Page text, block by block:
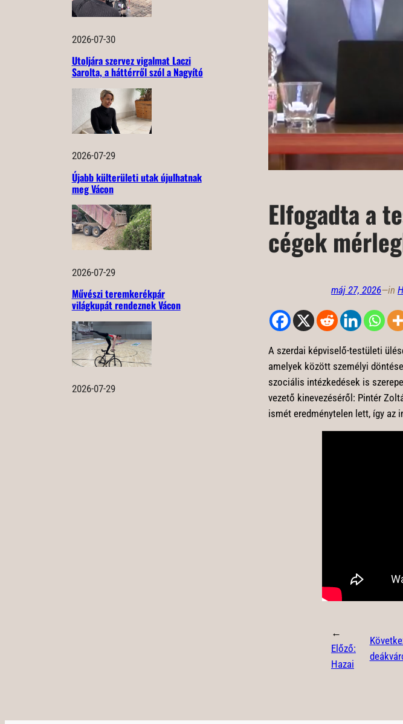
2026-07-30
Utoljára szervez vigalmat Laczi
Sarolta, a háttérről szól a Nagyító
2026-07-29
Újabb külterületi utak újulhatnak
meg Vácon
2026-07-29
Művészi teremkerékpár
világkupát rendeznek Vácon
2026-07-29
Elfogadta a
cégek
máj 27, 2026—in
A szerdai képviselő-testületi
amelyek között személyi
szociális intézkedések is
vezető kinevezéséről: Pintér
ismét eredménytelen lett, így az
←
Előző:
Hazai